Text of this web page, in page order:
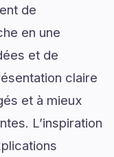
de
en une
et de
claire
et à mieux
L’inspiration